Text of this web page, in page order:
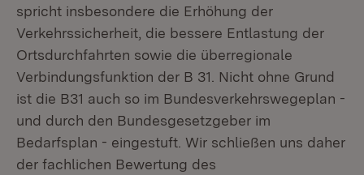
spricht insbesondere die Erhöhung der
Verkehrssicherheit, die bessere Entlastung der
Ortsdurchfahrten sowie die überregionale
Verbindungsfunktion der B 31. Nicht ohne Grund
ist die B31 auch so im Bundesverkehrswegeplan -
und durch den Bundesgesetzgeber im
Bedarfsplan - eingestuft. Wir schließen uns daher
der fachlichen Bewertung des